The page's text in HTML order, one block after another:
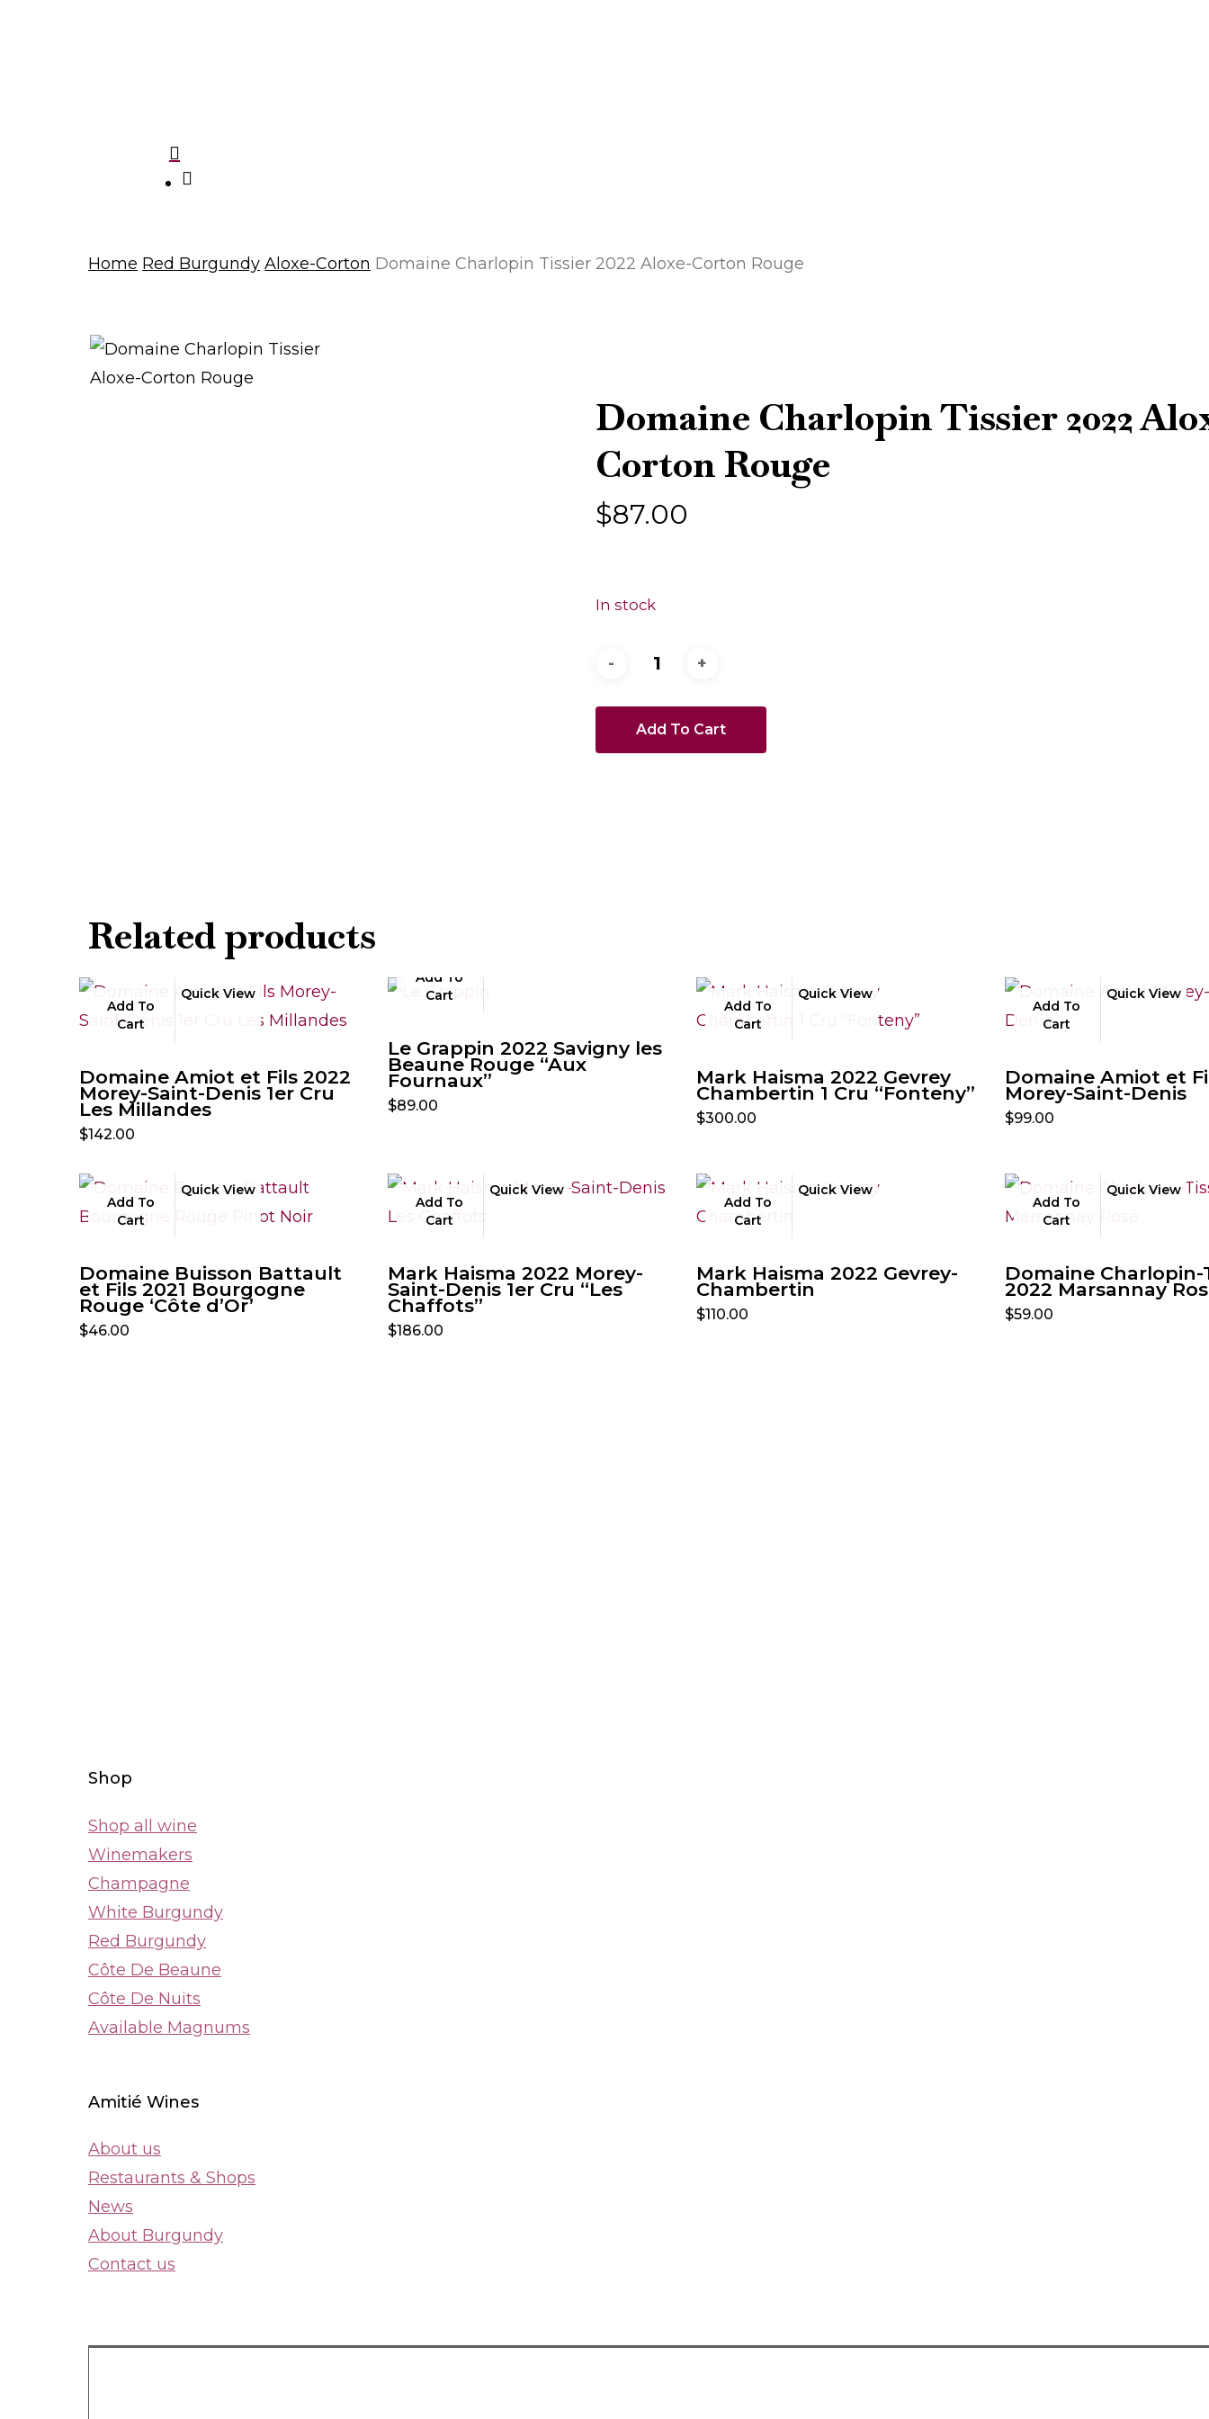
Home Red Burgundy Aloxe-Corton Domaine Charlopin Tissier 2022 Aloxe-Corton Rouge
Domaine Charlopin Tissier 2022
Corton Rouge
$87.00
In stock
Add To Cart
Related products
Add To
Cart
Quick View
Domaine Amiot et Fils 2022
Morey-Saint-Denis 1er Cru
Les Millandes
$142.00
Add To
Cart
Le Grappin 2022 Savigny les
Beaune Rouge “Aux
Fournaux”
$89.00
Add To
Cart
Quick View
Mark Haisma 2022 Gevrey
Chambertin 1 Cru “Fonteny”
$300.00
Add To
Cart
Quick View
Domaine Amiot et
Morey-Saint-Denis
$99.00
Add To
Cart
Quick View
Domaine Buisson Battault
et Fils 2021 Bourgogne
Rouge ‘Côte d’Or’
$46.00
Add To
Cart
Quick View
Mark Haisma 2022 Morey-
Saint-Denis 1er Cru “Les
Chaffots”
$186.00
Add To
Cart
Quick View
Mark Haisma 2022 Gevrey-
Chambertin
$110.00
Add To
Cart
Quick View
Domaine Charlopin-
2022 Marsannay
$59.00
Shop
Shop all wine
Winemakers
Champagne
White Burgundy
Red Burgundy
Côte De Beaune
Côte De Nuits
Available Magnums
Amitié Wines
About us
Restaurants & Shops
News
About Burgundy
Contact us